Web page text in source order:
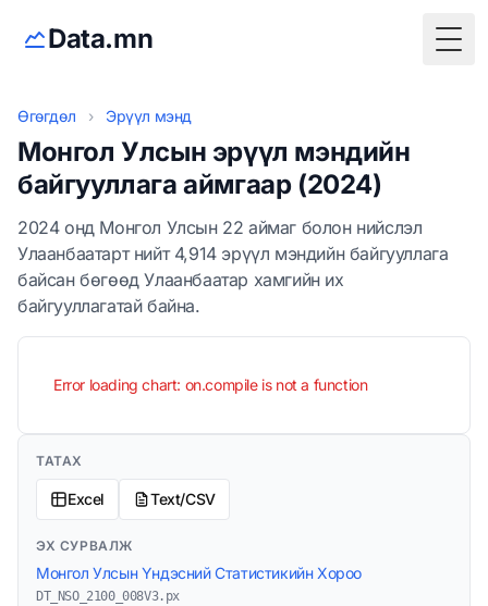
Data.mn
Өгөгдөл › Эрүүл мэнд
Монгол Улсын эрүүл мэндийн
байгууллага аймгаар (2024)
2024 онд Монгол Улсын 22 аймаг болон нийслэл
Улаанбаатарт нийт 4,914 эрүүл мэндийн байгууллага
байсан бөгөөд Улаанбаатар хамгийн их
байгууллагатай байна.
Error loading chart: on.compile is not a function
ТАТАХ
Excel Text/CSV
ЭХ СУРВАЛЖ
Монгол Улсын Үндэсний Статистикийн Хороо
DT_NSO_2100_008V3.px